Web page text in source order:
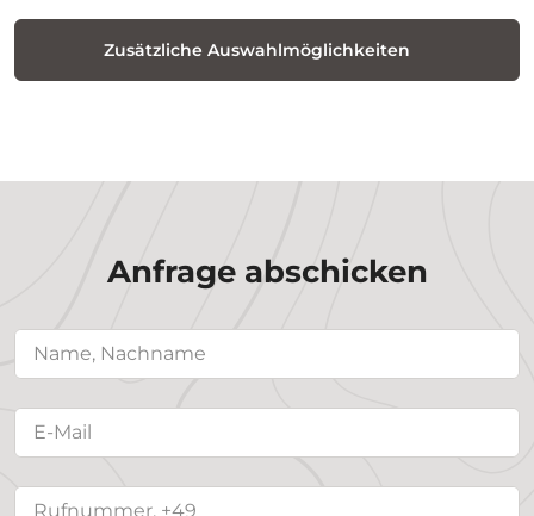
Zusätzliche Auswahlmöglichkeiten
Anfrage abschicken